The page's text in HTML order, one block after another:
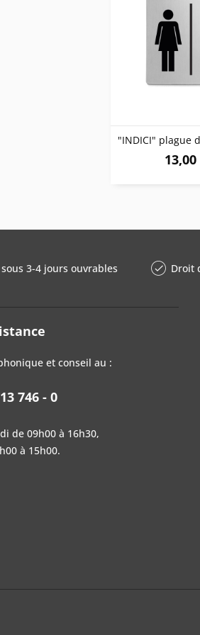
3-4 jours ouvrables Droit
et conseil au :
746 - 0
de 09h00 à 16h30,
à 15h00.